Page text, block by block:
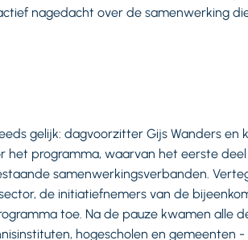
nagedacht over de samenwerking
gelijk: dagvoorzitter Gijs Wanders en
het programma, waarvan het eerste
samenwerkingsverbanden.
de initiatiefnemers van de
toe. Na de pauze kwamen alle
hogescholen en gemeenten